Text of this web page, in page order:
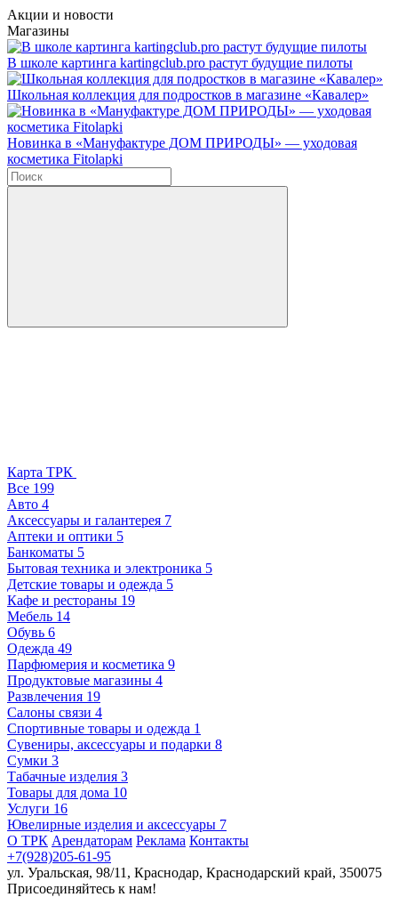
Акции и новости
Магазины
В школе картинга kartingclub.pro растут будущие пилоты
Школьная коллекция для подростков в магазине «Кавалер»
Новинка в «Мануфактуре ДОМ ПРИРОДЫ» — уходовая
косметика Fitolapki
Карта ТРК
Все 199
Авто 4
Аксессуары и галантерея 7
Аптеки и оптики 5
Банкоматы 5
Бытовая техника и электроника 5
Детские товары и одежда 5
Кафе и рестораны 19
Мебель 14
Обувь 6
Одежда 49
Парфюмерия и косметика 9
Продуктовые магазины 4
Развлечения 19
Салоны связи 4
Спортивные товары и одежда 1
Сувениры, аксессуары и подарки 8
Сумки 3
Табачные изделия 3
Товары для дома 10
Услуги 16
Ювелирные изделия и аксессуары 7
О ТРК Арендаторам Реклама Контакты
+7(928)205-61-95
ул. Уральская, 98/11, Краснодар, Краснодарский край, 350075
Присоединяйтесь к нам!